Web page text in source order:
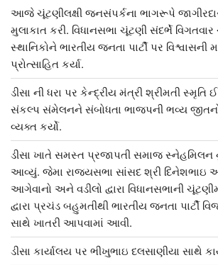
આજે ચૂંટણીલક્ષી જનસંપર્કના ભાગરૂપે
મુલાકાત કરી. વિધાનસભા ચૂંટણી સંદર્ભે
સ્થાનિકોને ભારતીય જનતા પાર્ટી પર વિશ્વાસની
પ્રોત્સાહિત કર્યા.
ડીસા ની ધરા પર કેન્દ્રીય મંત્રી શ્રીમતી
સંકલ્પ સંમેલનને સંબોધતા ભાજપની ભવ્ય
વ્યક્ત કર્યો.
ડીસા ખાતે સમસ્ત પ્રજાપતી સમાજ
આવ્યું. જેમા રાજ્યસભા સાંસદ શ્રી દિનેશભાઇ
આગેવાનો અને વડીલો દ્વારા વિધાનસભાની
દ્વારા પ્રચંડ બહુમતીથી ભારતીય જનતા પાર્ટી
સાથે ખાતરી આપવામાં આવી.
ડીસા કાર્યાલય પર ભીખુભાઇ દલસાણીયા સાથે